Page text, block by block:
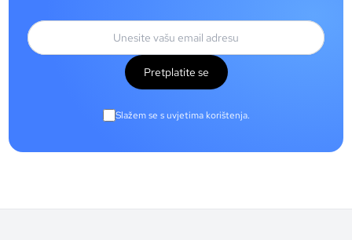
Pretplatite se
Slažem se s uvjetima korištenja.